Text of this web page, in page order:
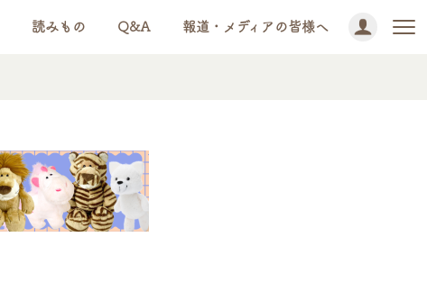
読みもの Q&A 報道・メディアの皆様へ